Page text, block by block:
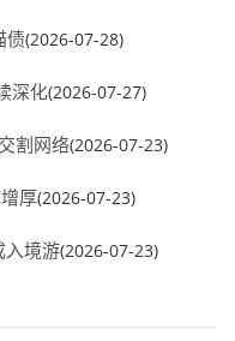
债(2026-07-28)
深化(2026-07-27)
割网络(2026-07-23)
厚(2026-07-23)
入境游(2026-07-23)